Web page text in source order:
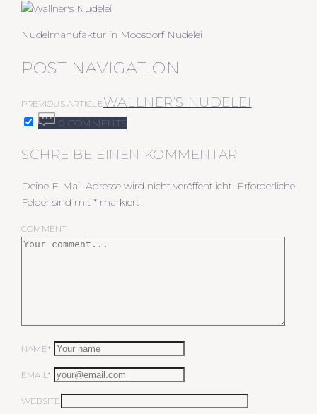
Nudelmanufaktur in Moosdorf Nudelei
POST NAVIGATION
PREVIOUS ARTICLEWALLNER’S NUDELEI
0 COMMENTS
SCHREIBE EINEN KOMMENTAR
Deine E-Mail-Adresse wird nicht veröffentlicht. Erforderliche
Felder sind mit * markiert
COMMENT
NAME*
EMAIL*
WEBSITE